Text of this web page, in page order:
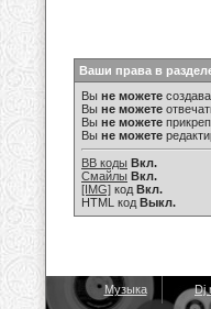
Ваши права в
Вы не можете
Вы не можете
Вы не можете
Вы не можете
BB коды Вкл.
Смайлы Вкл.
[IMG] код Вкл.
HTML код Выкл.
Музыка Dj